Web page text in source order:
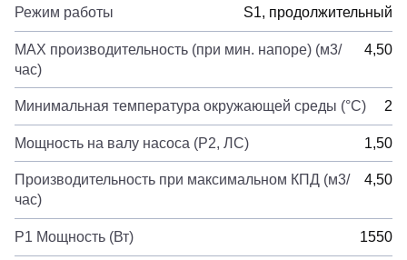
Режим работы S1, продолжительный
MAX производительность (при мин. напоре) (м3/
час)
4,50
Минимальная температура окружающей среды (°C) 2
Мощность на валу насоса (P2, ЛС) 1,50
Производительность при максимальном КПД (м3/
час)
4,50
Р1 Мощность (Вт) 1550